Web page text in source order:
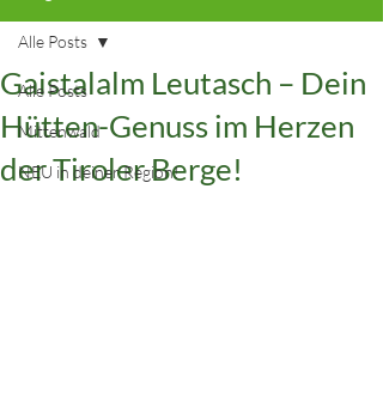
Alle Posts
Mittenwald
NEU in deiner Region!
Alle Posts
Gaistalalm Leutasch – Dein
Hütten-Genuss im Herzen
der Tiroler Berge!